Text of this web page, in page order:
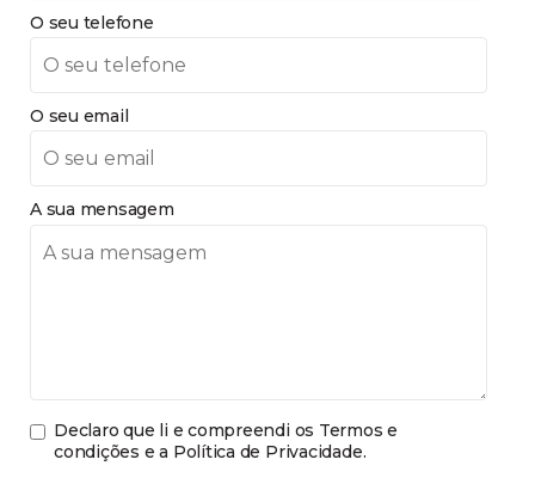
O seu telefone
O seu email
A sua mensagem
Declaro que li e compreendi os Termos e
condições e a Política de Privacidade.